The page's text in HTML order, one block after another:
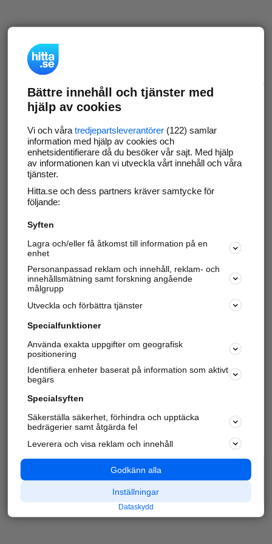
Bättre innehåll och tjänster med
hjälp av cookies
Vi och våra tredjepartsleverantörer(122) samlar
information med hjälp av cookies och
enhetsidentifierare då du besöker vår sajt. Med hjälp
av informationen kan vi utveckla vårt innehåll och våra
tjänster.
Hitta.se och dess partners kräver samtycke för
följande:
Syften
Lagra och/eller få åtkomst till information på en
enhet
Personanpassad reklam och innehåll, reklam- och
innehållsmätning samt forskning angående
målgrupp
Utveckla och förbättra tjänster
Specialfunktioner
Använda exakta uppgifter om geografisk
positionering
Identifiera enheter baserat på information som aktivt
begärs
Specialsyften
Säkerställa säkerhet, förhindra och upptäcka
bedrägerier samt åtgärda fel
Leverera och visa reklam och innehåll
Godkänn alla
Inställningar
Dataskydd